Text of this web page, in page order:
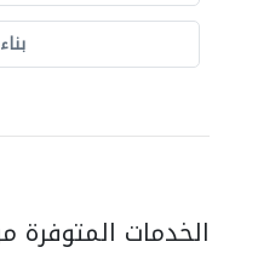
الخدمات